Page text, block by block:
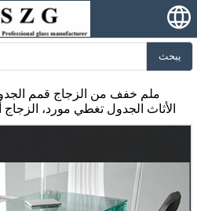
يبحث
الأثاث الجدول تغطي مورد، الزجاج